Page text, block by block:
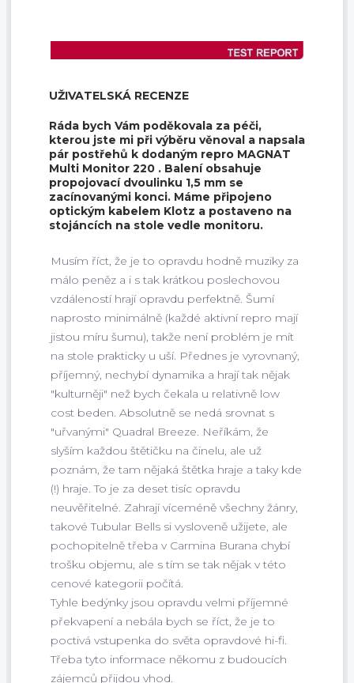
UŽIVATELSKÁ RECENZE
Ráda bych Vám poděkovala za péči,
kterou jste mi při výběru věnoval a napsala
pár postřehů k dodaným repro MAGNAT
Multi Monitor 220 . Balení obsahuje
propojovací dvoulinku 1,5 mm se
zacínovanými konci. Máme připojeno
optickým kabelem Klotz a postaveno na
stojáncích na stole vedle monitoru.
Musím říct, že je to opravdu hodně muziky za
málo peněz a i s tak krátkou poslechovou
vzdáleností hrají opravdu perfektně. Šumí
naprosto minimálně (každé aktivní repro mají
jistou míru šumu), takže není problém je mít
na stole prakticky u uší. Přednes je vyrovnaný,
příjemný, nechybí dynamika a hrají tak nějak
"kulturněji" než bych čekala u relativně low
cost beden. Absolutně se nedá srovnat s
"uřvanými" Quadral Breeze. Neříkám, že
slyším každou štětičku na činelu, ale už
poznám, že tam nějaká štětka hraje a taky kde
(!) hraje. To je za deset tisíc opravdu
neuvěřitelné. Zahrají víceméně všechny žánry,
takové Tubular Bells si vysloveně užijete, ale
pochopitelně třeba v Carmina Burana chybí
trošku objemu, ale s tím se tak nějak v této
cenové kategorii počítá.
Tyhle bedýnky jsou opravdu velmi příjemné
překvapení a nebála bych se říct, že je to
poctivá vstupenka do světa opravdové hi-fi.
Třeba tyto informace někomu z budoucích
zájemců přijdou vhod.